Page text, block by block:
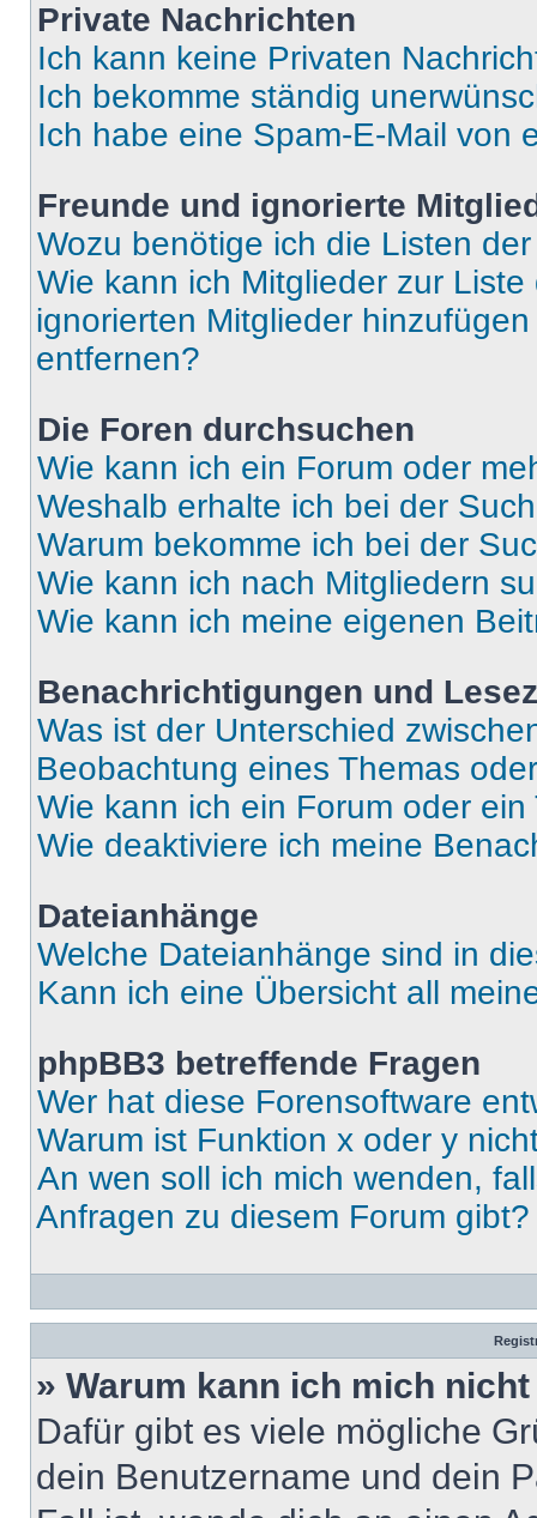
Private Nachrichten
Ich kann keine Privaten
Ich bekomme ständig
Ich habe eine Spam-E-Mail von
Freunde und ignorierte
Wozu benötige ich die Listen
Wie kann ich Mitglieder zur
ignorierten Mitglieder
entfernen?
Die Foren durchsuchen
Wie kann ich ein Forum oder
Weshalb erhalte ich bei der
Warum bekomme ich bei der
Wie kann ich nach Mitgliedern
Wie kann ich meine eigenen
Benachrichtigungen und
Was ist der Unterschied
Beobachtung eines Themas
Wie kann ich ein Forum oder
Wie deaktiviere ich meine
Dateianhänge
Welche Dateianhänge sind in
Kann ich eine Übersicht all
phpBB3 betreffende Fragen
Wer hat diese Forensoftware
Warum ist Funktion x oder y
An wen soll ich mich wenden,
Anfragen zu diesem Forum gibt?
» Warum kann ich mich
Dafür gibt es viele mögliche
dein Benutzername und dein